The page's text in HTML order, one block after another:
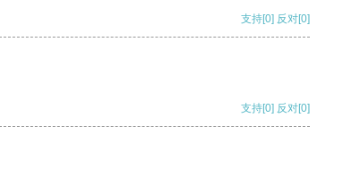
支持[0] 反对[0]
支持[0] 反对[0]